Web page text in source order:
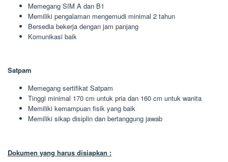
Memegang SIM A dan B1
Memiliki pengalaman mengemudi minimal 2 tahun
Bersedia bekerja dengan jam panjang
Komunikasi baik
Satpam
Memegang sertifikat Satpam
Tinggi minimal 170 cm untuk pria dan 160 cm untuk wanita
Memiliki kemampuan fisik yang baik
Memiliki sikap disiplin dan bertanggung jawab
Dokumen yang harus disiapkan :